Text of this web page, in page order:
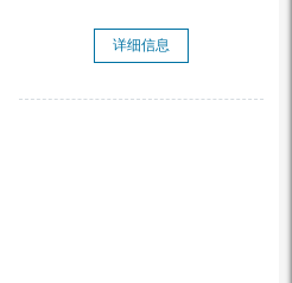
详细信息